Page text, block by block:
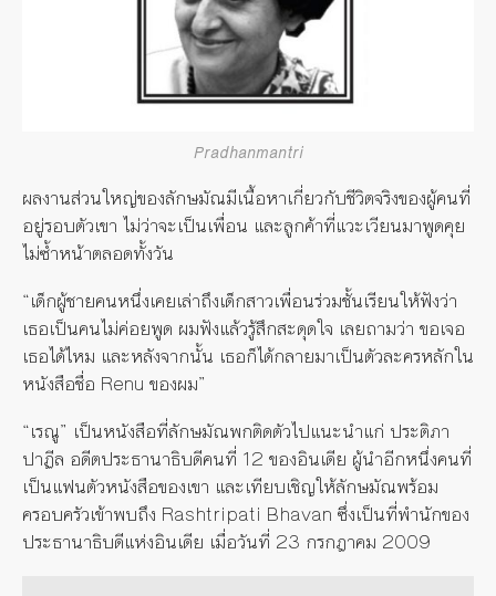
Pradhanmantri
ผลงานส่วนใหญ่ของลักษมัณมีเนื้อหาเกี่ยวกับชีวิตจริงของผู้คนที่
อยู่รอบตัวเขา ไม่ว่าจะเป็นเพื่อน และลูกค้าที่แวะเวียนมาพูดคุย
ไม่ซ้ำหน้าตลอดทั้งวัน
“เด็กผู้ชายคนหนึ่งเคยเล่าถึงเด็กสาวเพื่อนร่วมชั้นเรียนให้ฟังว่า
เธอเป็นคนไม่ค่อยพูด ผมฟังแล้วรู้สึกสะดุดใจ เลยถามว่า ขอเจอ
เธอได้ไหม และหลังจากนั้น เธอก็ได้กลายมาเป็นตัวละครหลักใน
หนังสือชื่อ Renu ของผม”
“เรณู” เป็นหนังสือที่ลักษมัณพกติดตัวไปแนะนำแก่ ประติภา
ปาฏีล อดีตประธานาธิบดีคนที่ 12 ของอินเดีย ผู้นำอีกหนึ่งคนที่
เป็นแฟนตัวหนังสือของเขา และเทียบเชิญให้ลักษมัณพร้อม
ครอบครัวเข้าพบถึง Rashtripati Bhavan ซึ่งเป็นที่พำนักของ
ประธานาธิบดีแห่งอินเดีย เมื่อวันที่ 23 กรกฎาคม 2009